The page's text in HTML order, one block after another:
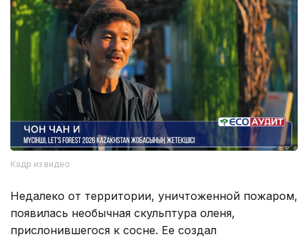
Кадр из видео
Недалеко от территории, уничтоженной пожаром,
появилась необычная скульптура оленя,
прислонившегося к сосне. Ее создал